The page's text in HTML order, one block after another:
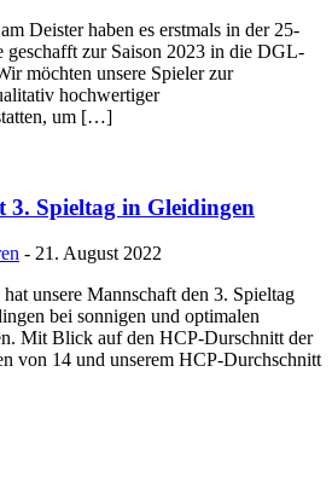
Deister haben es erstmals in der 25-
geschafft zur Saison 2023 in die DGL-
möchten unsere Spieler zur
hochwertiger
um […]
3. Spieltag in Gleidingen
- 21. August 2022
unsere Mannschaft den 3. Spieltag
bei sonnigen und optimalen
Mit Blick auf den HCP-Durschnitt der
von 14 und unserem HCP-Durchschnitt